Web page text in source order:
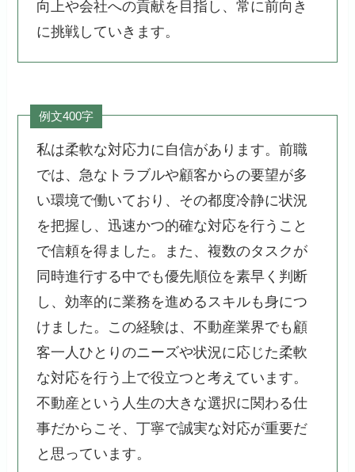
向上や会社への貢献を目指し、常に前向き
に挑戦していきます。
例文400字
私は柔軟な対応力に自信があります。前職
では、急なトラブルや顧客からの要望が多
い環境で働いており、その都度冷静に状況
を把握し、迅速かつ的確な対応を行うこと
で信頼を得ました。また、複数のタスクが
同時進行する中でも優先順位を素早く判断
し、効率的に業務を進めるスキルも身につ
けました。この経験は、不動産業界でも顧
客一人ひとりのニーズや状況に応じた柔軟
な対応を行う上で役立つと考えています。
不動産という人生の大きな選択に関わる仕
事だからこそ、丁寧で誠実な対応が重要だ
と思っています。